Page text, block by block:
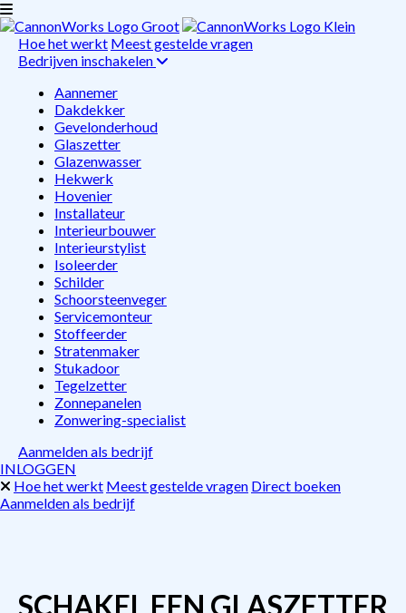
Hoe het werkt Meest gestelde vragen
Bedrijven inschakelen
Aannemer
Dakdekker
Gevelonderhoud
Glaszetter
Glazenwasser
Hekwerk
Hovenier
Installateur
Interieurbouwer
Interieurstylist
Isoleerder
Schilder
Schoorsteenveger
Servicemonteur
Stoffeerder
Stratenmaker
Stukadoor
Tegelzetter
Zonnepanelen
Zonwering-specialist
Aanmelden als bedrijf
INLOGGEN
Hoe het werkt Meest gestelde vragen Direct boeken
Aanmelden als bedrijf
SCHAKEL EEN GLASZETTER